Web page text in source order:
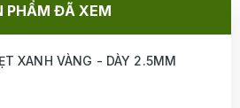
PHẨM ĐÃ XEM
XANH VÀNG - DÀY 2.5MM